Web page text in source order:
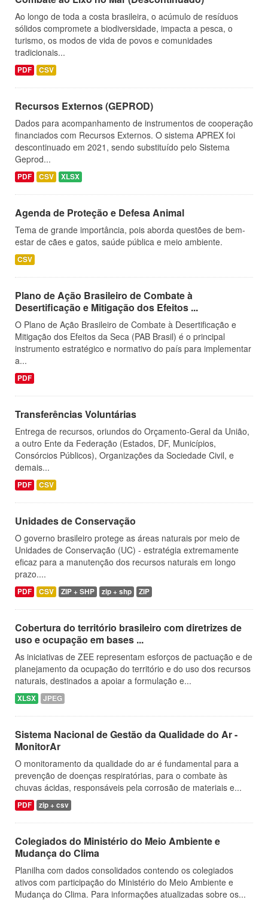
Ao longo de toda a costa brasileira, o acúmulo de resíduos
sólidos compromete a biodiversidade, impacta a pesca, o
turismo, os modos de vida de povos e comunidades
tradicionais...
PDF CSV
Recursos Externos (GEPROD)
Dados para acompanhamento de instrumentos de cooperação
financiados com Recursos Externos. O sistema APREX foi
descontinuado em 2021, sendo substituído pelo Sistema
Geprod...
PDF CSV XLSX
Agenda de Proteção e Defesa Animal
Tema de grande importância, pois aborda questões de bem-
estar de cães e gatos, saúde pública e meio ambiente.
CSV
Plano de Ação Brasileiro de Combate à
Desertificação e Mitigação dos Efeitos ...
O Plano de Ação Brasileiro de Combate à Desertificação e
Mitigação dos Efeitos da Seca (PAB Brasil) é o principal
instrumento estratégico e normativo do país para implementar
a...
PDF
Transferências Voluntárias
Entrega de recursos, oriundos do Orçamento-Geral da União,
a outro Ente da Federação (Estados, DF, Municípios,
Consórcios Públicos), Organizações da Sociedade Civil, e
demais...
PDF CSV
Unidades de Conservação
O governo brasileiro protege as áreas naturais por meio de
Unidades de Conservação (UC) - estratégia extremamente
eficaz para a manutenção dos recursos naturais em longo
prazo....
PDF CSV ZIP + SHP zip + shp ZIP
Cobertura do território brasileiro com diretrizes de
uso e ocupação em bases ...
As iniciativas de ZEE representam esforços de pactuação e de
planejamento da ocupação do território e do uso dos recursos
naturais, destinados a apoiar a formulação e...
XLSX JPEG
Sistema Nacional de Gestão da Qualidade do Ar -
MonitorAr
O monitoramento da qualidade do ar é fundamental para a
prevenção de doenças respiratórias, para o combate às
chuvas ácidas, responsáveis pela corrosão de materiais e...
PDF zip + csv
Colegiados do Ministério do Meio Ambiente e
Mudança do Clima
Planilha com dados consolidados contendo os colegiados
ativos com participação do Ministério do Meio Ambiente e
Mudança do Clima. Para informações atualizadas sobre os...